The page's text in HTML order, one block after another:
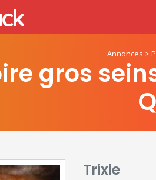
Annonces >
gros
Trixie